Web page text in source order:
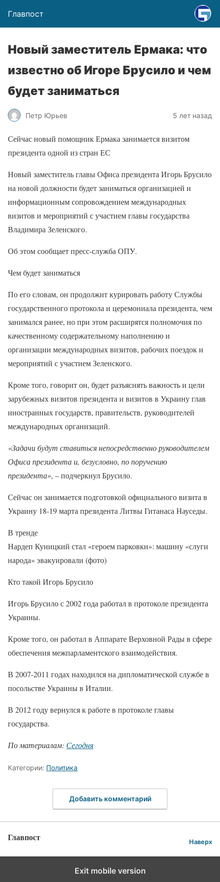
Главпост
Новый заместитель Ермака: что
известно об Игоре Брусило и чем
будет заниматься
Петр Юрьев 5 лет назад
Сейчас новый помощник Ермака занимается визитом
президента одной из стран ЕС
Новый заместитель главы Офиса президента Игорь Брусило
на новой должности будет заниматься организацией и
информационным сопровождением международных
визитов и мероприятий с участием главы государства
Владимира Зеленского.
Об этом сообщает пресс-служба ОПУ.
Чем будет заниматься
По его словам, он продолжит курировать работу Службы
государственного протокола и церемониала президента, чем
занимался ранее, но при этом расширятся полномочия по
качественному содержательному наполнению и
организации международных визитов, рабочих поездок и
мероприятий с участием Зеленского.
Кроме того, говорит он, будет разъяснять важность и цели
зарубежных визитов президента и визитов в Украину глав
иностранных государств, правительств, руководителей
международных организаций.
«Задачи будут ставиться непосредственно руководителем
Офиса президента и, безусловно, по поручению
президента», – подчеркнул Брусило.
Сейчас он занимается подготовкой официального визита в
Украину 18-19 марта президента Литвы Гитанаса Науседы.
В тренде
Нардеп Куницкий стал «героем парковки»: машину «слуги
народа» эвакуировали (фото)
Кто такой Игорь Брусило
Игорь Брусило с 2002 года работал в протоколе президента
Украины.
Кроме того, он работал в Аппарате Верховной Рады в сфере
обеспечения межпарламентского взаимодействия.
В 2007-2011 годах находился на дипломатической службе в
посольстве Украины в Италии.
В 2012 году вернулся к работе в протоколе главы
государства.
По материалам: Сегодня
Категории: Политика
Добавить комментарий
Главпост Наверх
Exit mobile version